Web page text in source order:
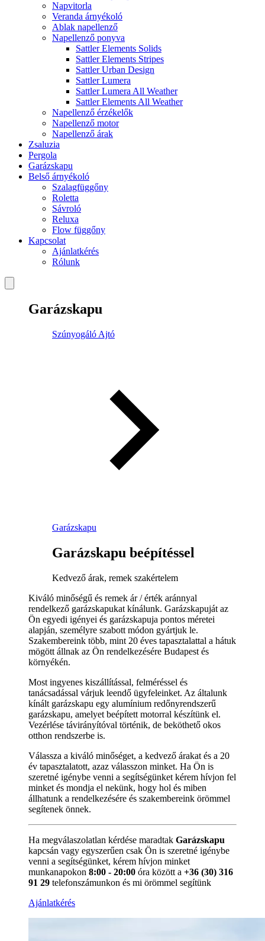
Napvitorla
Veranda árnyékoló
Ablak napellenző
Napellenző ponyva
Sattler Elements Solids
Sattler Elements Stripes
Sattler Urban Design
Sattler Lumera
Sattler Lumera All Weather
Sattler Elements All Weather
Napellenző érzékelők
Napellenző motor
Napellenző árak
Zsaluzia
Pergola
Garázskapu
Belső árnyékoló
Szalagfüggőny
Roletta
Sávroló
Reluxa
Flow függőny
Kapcsolat
Ajánlatkérés
Rólunk
Garázskapu
Szúnyogáló Ajtó
Garázskapu
Garázskapu beépítéssel
Kedvező árak, remek szakértelem
Kiváló minőségű és remek ár / érték aránnyal
rendelkező garázskapukat kínálunk. Garázskapuját az
Ön egyedi igényei és garázskapuja pontos méretei
alapján, személyre szabott módon gyártjuk le.
Szakembereink több, mint 20 éves tapasztalattal a hátuk
mögött állnak az Ön rendelkezésére Budapest és
környékén.
Most ingyenes kiszállítással, felméréssel és
tanácsadással várjuk leendő ügyfeleinket. Az általunk
kínált garázskapu egy alumínium redőnyrendszerű
garázskapu, amelyet beépített motorral készítünk el.
Vezérlése távirányítóval történik, de beköthető okos
otthon rendszerbe is.
Válassza a kiváló minőséget, a kedvező árakat és a 20
év tapasztalatott, azaz válasszon minket. Ha Ön is
szeretné igénybe venni a segítségünket kérem hívjon fel
minket és mondja el nekünk, hogy hol és miben
állhatunk a rendelkezésére és szakembereink örömmel
segítenek önnek.
Ha megválaszolatlan kérdése maradtak Garázskapu
kapcsán vagy egyszerűen csak Ön is szeretné igénybe
venni a segítségünket, kérem hívjon minket
munkanapokon 8:00 - 20:00 óra között a +36 (30) 316
91 29 telefonszámunkon és mi örömmel segítünk
Ajánlatkérés